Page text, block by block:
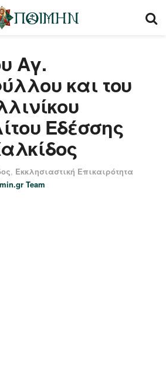
Αγ.
και του
Εδέσσης
, Εκκλησιαστική Επικαιρότητα
Team